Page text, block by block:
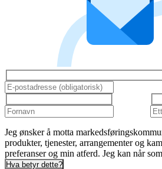
Jeg ønsker å motta
produkter, tjenester, arrangementer og
preferanser og min atferd. Jeg kan når
Hva betyr dette?